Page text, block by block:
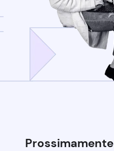
Prossimamente